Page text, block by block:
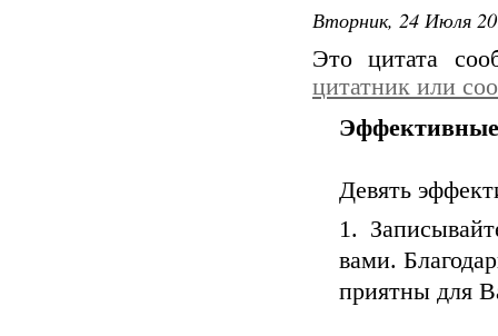
Вторник, 24 Июля
Это цитата
цитатник или
Девять
1.
вами.
приятны для